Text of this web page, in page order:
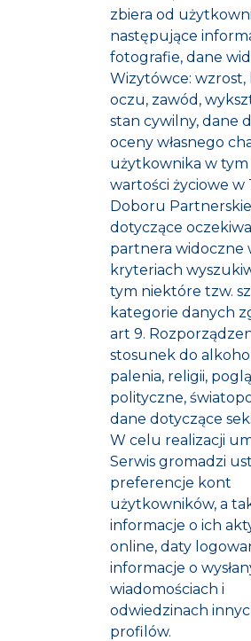
zbiera od
następujące
fotografie, dane
Wizytówce: wzrost,
oczu, zawód,
stan cywilny, dane
oceny własnego
użytkownika w tym
wartości życiowe w
Doboru
dotyczące
partnera widoczne
kryteriach
tym niektóre tzw.
kategorie danych
art 9.
stosunek do
palenia, religii,
polityczne,
dane dotyczące
W celu realizacji
Serwis gromadzi
preferencje kont
użytkowników, a
informacje o ich
online, daty
informacje o
wiadomościach i
odwiedzinach
profilów.